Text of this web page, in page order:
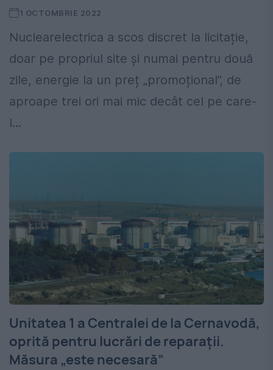
1 OCTOMBRIE 2022
Nuclearelectrica a scos discret la licitație,
doar pe propriul site și numai pentru două
zile, energie la un preț „promoțional”, de
aproape trei ori mai mic decât cel pe care-
l...
Unitatea 1 a Centralei de la Cernavodă,
oprită pentru lucrări de reparații.
Măsura „este necesară”